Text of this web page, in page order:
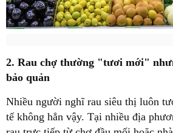
2. Rau chợ thường "tươi mới"
bảo quản
Nhiều người nghĩ rau siêu thị luôn
tế không hẳn vậy. Tại nhiều địa